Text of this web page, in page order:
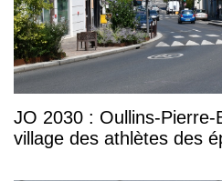
JO 2030 : Oullins-Pierre-
village des athlètes des